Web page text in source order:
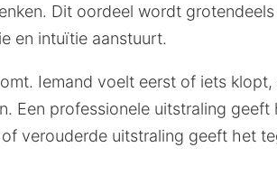
Dit oordeel wordt
en intuïtie aanstuurt.
Iemand voelt eerst of iets
Een professionele uitstraling geeft
verouderde uitstraling geeft het